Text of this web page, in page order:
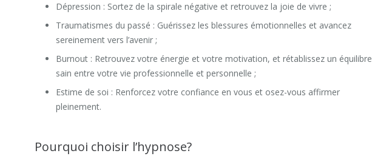
Dépression : Sortez de la spirale négative et retrouvez la joie de vivre ;
Traumatismes du passé : Guérissez les blessures émotionnelles et avancez
sereinement vers l’avenir ;
Burnout : Retrouvez votre énergie et votre motivation, et rétablissez un équilibre
sain entre votre vie professionnelle et personnelle ;
Estime de soi : Renforcez votre confiance en vous et osez-vous affirmer
pleinement.
Pourquoi choisir l’hypnose?